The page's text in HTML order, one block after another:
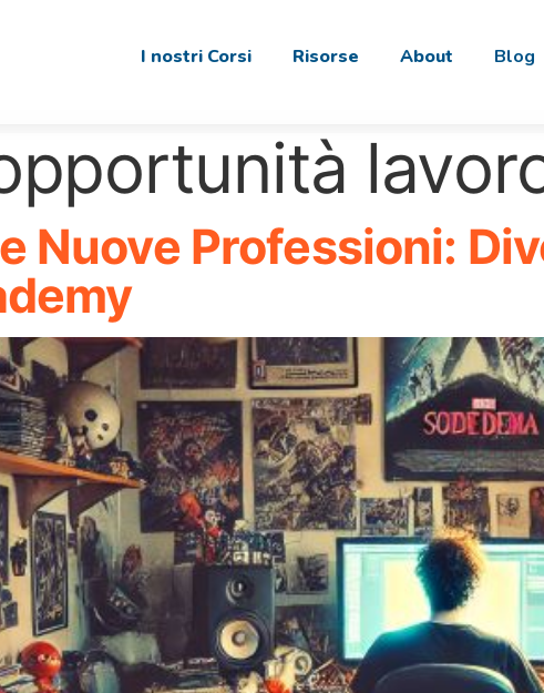
I nostri Corsi Risorse About Blog
Nuove Professioni: